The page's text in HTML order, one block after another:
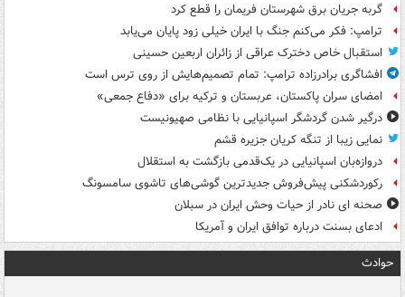
گربه جریان برق شهرستان فریمان را قطع کرد
ترامپ: فکر می‌کنم جنگ با ایران خیلی زود پایان می‌یابد
استقبال خاص دخترک عراقی از زائران اربعین حسینی
افشاگری برادرزاده ترامپ: تمام تصمیم‌هایش از روی ترس است
امضای سران پاکستان، عربستان و ترکیه برای «دفاع جمعی»
درگیر شدن گردشگر اسپانیایی با نظامی صهیونیست
نمایی زیبا از تنگه کریان جزیره قشم
دروازه‌بان اسپانیایی در یک‌قدمی بازگشت به استقلال
رکوردشکنی پیش‌فروش جدیدترین گوشی‌های تاشوی سامسونگ
صحنه ای نادر از حیات وحش ایران در سبلان
ادعای بسنت درباره توافق ایران و آمریکا
حوادث